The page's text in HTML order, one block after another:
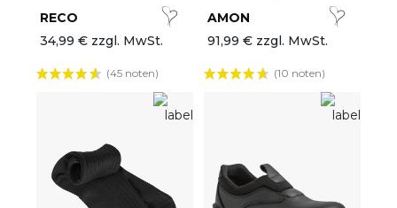
RECO
34,99 € zzgl. MwSt.
(45 noten)
AMON
91,99 € zzgl. MwSt.
(10 noten)